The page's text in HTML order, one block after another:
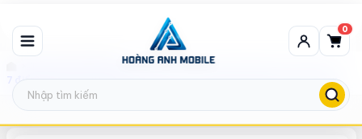
0
7 điểm khác biệt chính giữa iPhone 15 Pro Max và iPhone 14 Pro Max